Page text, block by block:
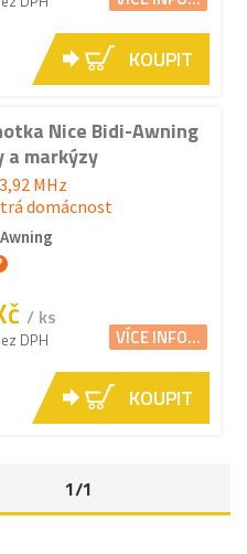
KOUPIT
Nice Bidi-Awning
markýzy
MHz
domácnost
/ ks
DPH VÍCE INFO...
KOUPIT
1/1